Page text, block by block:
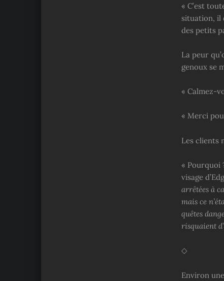
« C’est
situation, il
des petits
La peur
genoux se
« Calmez-
« Merci
Les clients
« Pourquoi
visage
arrêtées à
mais ce
quêtes
risquaient
◇
Environ